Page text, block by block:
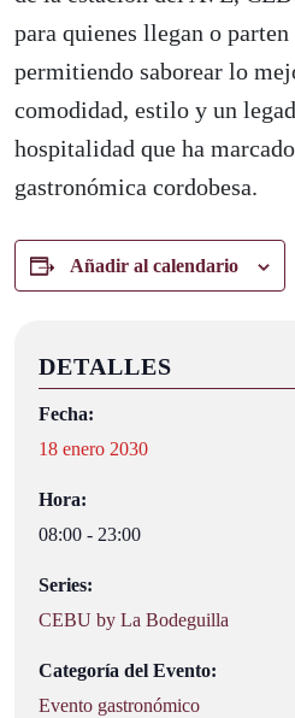
para quienes llegan o parten
permitiendo saborear lo
comodidad, estilo y un
hospitalidad que ha
gastronómica cordobesa.
Añadir al calendario
DETALLES
Fecha:
18 enero 2030
Hora:
08:00 - 23:00
Series:
CEBU by La Bodeguilla
Categoría del Evento:
Evento gastronómico